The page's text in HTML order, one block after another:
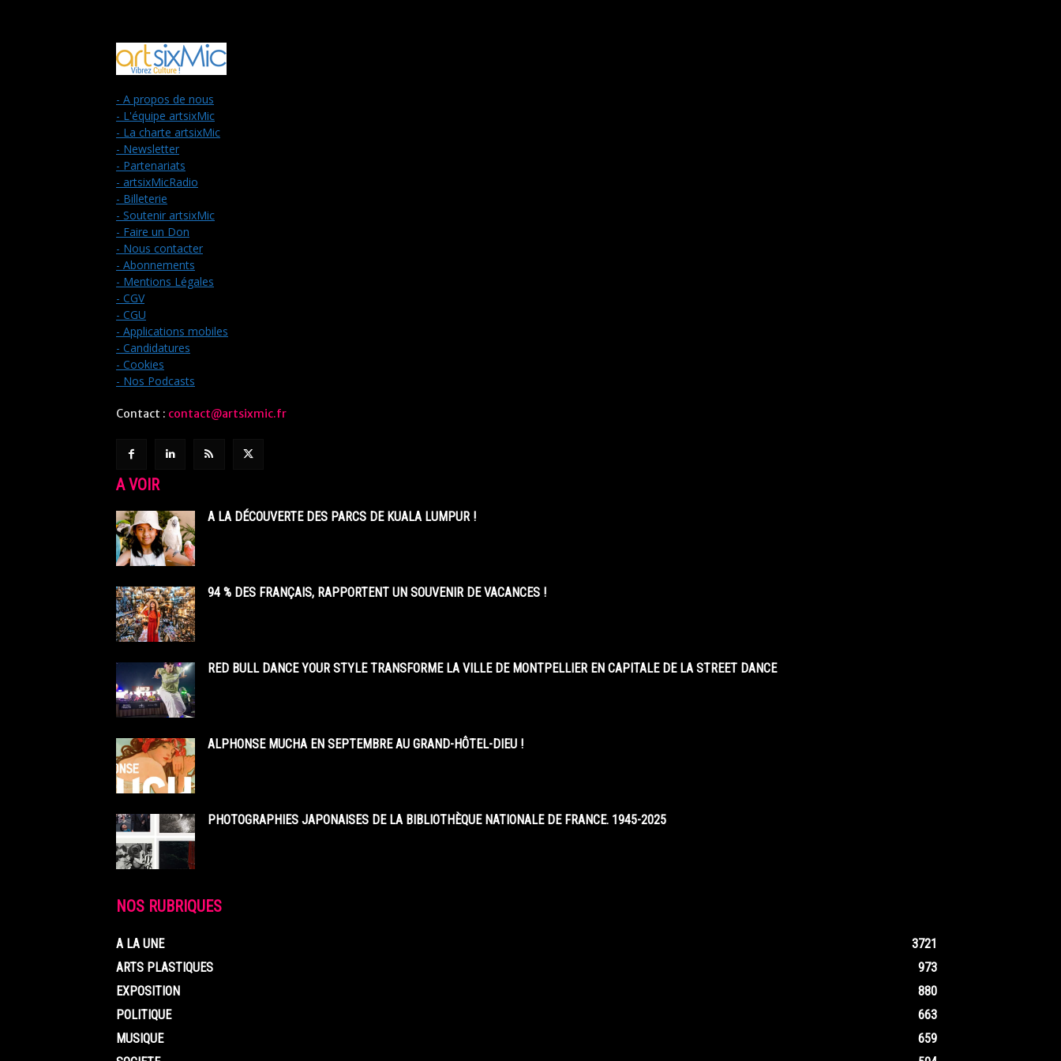
- A propos de nous
- L'équipe artsixMic
- La charte artsixMic
- Newsletter
- Partenariats
- artsixMicRadio
- Billeterie
- Soutenir artsixMic
- Faire un Don
- Nous contacter
- Abonnements
- Mentions Légales
- CGV
- CGU
- Applications mobiles
- Candidatures
- Cookies
- Nos Podcasts
Contact : contact@artsixmic.fr
A VOIR
A LA DÉCOUVERTE DES PARCS DE KUALA LUMPUR !
94 % DES FRANÇAIS, RAPPORTENT UN SOUVENIR DE VACANCES !
RED BULL DANCE YOUR STYLE TRANSFORME LA VILLE DE MONTPELLIER EN CAPITALE DE LA STREET DANCE
ALPHONSE MUCHA EN SEPTEMBRE AU GRAND-HÔTEL-DIEU !
PHOTOGRAPHIES JAPONAISES DE LA BIBLIOTHÈQUE NATIONALE DE FRANCE. 1945-2025
NOS RUBRIQUES
A LA UNE
3721
ARTS PLASTIQUES
973
EXPOSITION
880
POLITIQUE
663
MUSIQUE
659